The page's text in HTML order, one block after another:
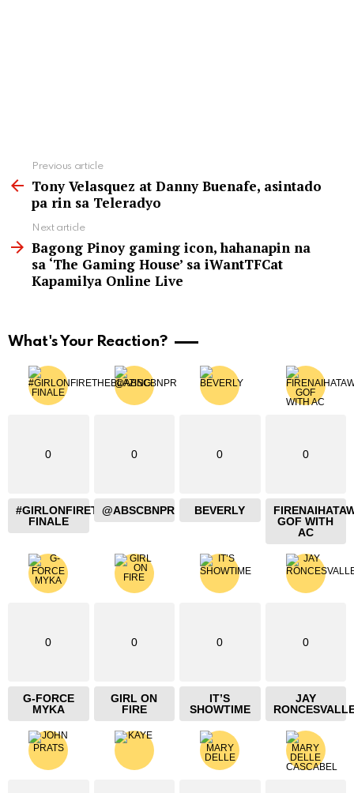
more
Previous article
Tony Velasquez at Danny Buenafe, asintado
pa rin sa Teleradyo
Next article
Bagong Pinoy gaming icon, hahanapin na
sa ‘The Gaming House’ sa iWantTFCat
Kapamilya Online Live
What's Your Reaction?
0
#GIRLONFIRETHEBLAZING
FINALE
0
@ABSCBNPR
0
BEVERLY
0
GOF WITH
AC
0
G-FORCE
MYKA
0
GIRL ON
FIRE
0
IT’S
SHOWTIME
0
JAY